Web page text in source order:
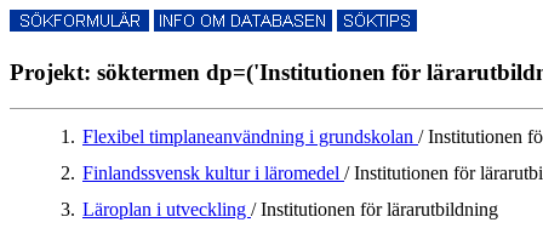
Projekt: söktermen dp=('Institutionen för
1. Flexibel timplaneanvändning i grundskolan / Institutionen
2. Finlandssvensk kultur i läromedel / Institutionen för
3. Läroplan i utveckling / Institutionen för lärarutbildning